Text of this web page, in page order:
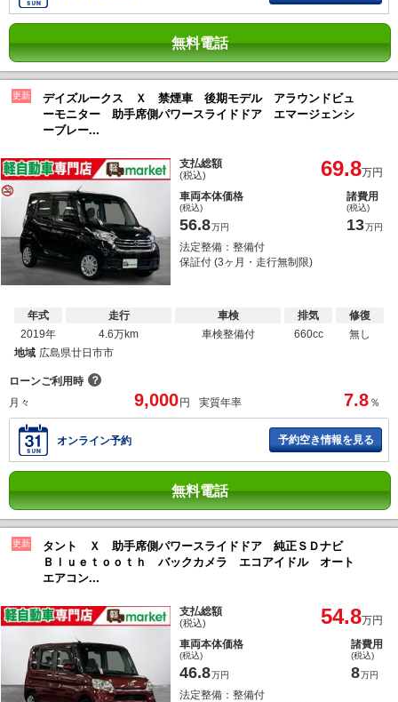
無料電話
更新
デイズルークス Ｘ 禁煙車 後期モデル アラウンドビュ
ーモニター 助手席側パワースライドドア エマージェンシ
ーブレー...
支払総額
(税込) 69.8万円
車両本体価格
(税込)
56.8万円
諸費用
(税込)
13万円
法定整備：整備付
保証付 (3ヶ月・走行無制限)
年式
2019年
走行
4.6万km
車検
車検整備付
排気
660cc
修復
無し
地域 広島県廿日市市
ローンご利用時 ？
月々
9,000円 実質年率 7.8 ％
オンライン予約 予約空き情報を見る
無料電話
更新
タント Ｘ 助手席側パワースライドドア 純正ＳＤナビ
Ｂｌｕｅｔｏｏｔｈ バックカメラ エコアイドル オート
エアコン...
支払総額
(税込) 54.8万円
車両本体価格
(税込)
46.8万円
諸費用
(税込)
8万円
法定整備：整備付